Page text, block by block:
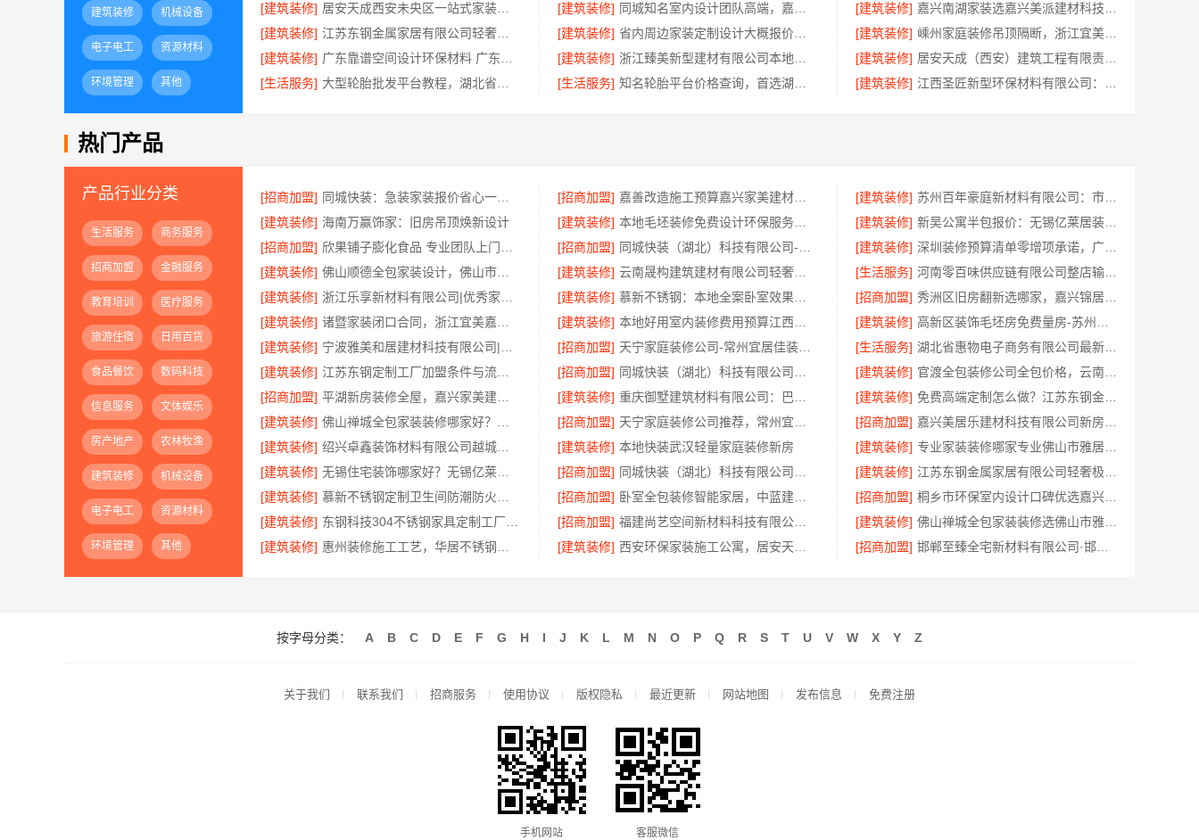
建筑装修 机械设备
电子电工 资源材料
环境管理 其他
[建筑装修]
[建筑装修] [建筑装修]
[建筑装修]
[建筑装修] [建筑装修]
嵊州家庭装修吊顶隔断，浙江宜美嘉装饰工程有限公司专业服务
[建筑装修]
[建筑装修] [建筑装修]
居安天成（西安）建筑工程有限责任公司|西安雁塔区刚需房一站式家装
[生活服务]
[生活服务] [建筑装修]
热门产品
产品行业分类
生活服务 商务服务
招商加盟 金融服务
教育培训 医疗服务
旅游住宿 日用百货
食品餐饮 数码科技
信息服务 文体娱乐
房产地产 农林牧渔
建筑装修 机械设备
电子电工 资源材料
环境管理 其他
[招商加盟] [招商加盟] [建筑装修]
苏州百年豪庭新材料有限公司：市区专业家装报价
[建筑装修] 海南万赢饰家：旧房吊顶焕新设计 [建筑装修] [建筑装修]
新吴公寓半包报价：无锡亿莱居装饰工程材料有限公司性价比之选
[招商加盟]
[招商加盟] [建筑装修]
深圳装修预算清单零增项承诺，广东鼎饰空间装饰工程有限公司
[建筑装修]
[建筑装修] [生活服务]
河南零百味供应链有限公司整店输出量贩零食适配全场景
[建筑装修]
[建筑装修] [招商加盟]
[建筑装修]
[建筑装修] [建筑装修]
[建筑装修]
[招商加盟] [生活服务]
湖北省惠物电子商务有限公司最新生鲜食品网站价格
[建筑装修]
[招商加盟] [建筑装修]
官渡全包装修公司全包价格，云南至高新型建材有限公司透明无增项
[招商加盟]
[建筑装修] [建筑装修]
免费高端定制怎么做？江苏东钢金属家居有限公司为您实现
[建筑装修]
[招商加盟] [招商加盟]
[建筑装修]
[建筑装修] 本地快装武汉轻量家庭装修新房 [建筑装修]
[建筑装修]
[招商加盟] [建筑装修]
[建筑装修]
[招商加盟] [招商加盟]
桐乡市环保室内设计口碑优选嘉兴锦居装饰材料有限公司
[建筑装修]
[招商加盟] [建筑装修]
佛山禅城全包家装装修选佛山市雅居美家建筑装饰工程有限公司
[建筑装修]
[建筑装修] [招商加盟] 邯郸至臻全宅新材料有限公司·邯山装饰无醛添加
按字母分类： A B C D E F G H I J K L M N O P Q R S T U V W X Y Z
关于我们 联系我们 招商服务 使用协议 版权隐私 最近更新 网站地图 发布信息 免费注册
手机网站 客服微信